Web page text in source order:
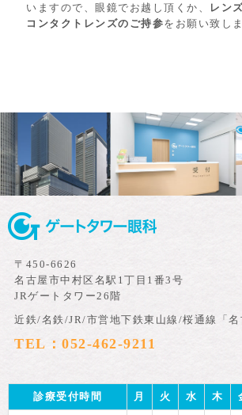
いますので、眼鏡でお越し頂くか、
レン
コンタクトレンズのご持参をお願い致しま
〒450-6626
名古屋市中村区名駅1丁目1番3号
JRゲートタワー26階
近鉄/名鉄/JR/市営地下鉄東山線/桜通線「名
TEL：052-462-9211
診療受付時間 月 火 水 木